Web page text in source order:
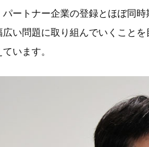
パートナー企業の登録とほぼ同
広い問題に取り組んでいくこと
います。